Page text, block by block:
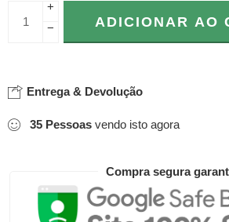
+
−
ADICIONAR AO
Entrega & Devolução
35 Pessoas vendo isto agora
Compra segura